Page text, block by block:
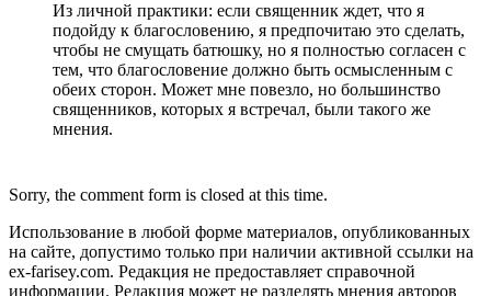
Из личной практики: если священник ждет, что я
подойду к благословению, я предпочитаю это сделать,
чтобы не смущать батюшку, но я полностью согласен с
тем, что благословение должно быть осмысленным с
обеих сторон. Может мне повезло, но большинство
священников, которых я встречал, были такого же
мнения.
Sorry, the comment form is closed at this time.
Использование в любой форме материалов, опубликованных
на сайте, допустимо только при наличии активной ссылки на
ex-farisey.com. Редакция не предоставляет справочной
информации. Редакция может не разделять мнения авторов